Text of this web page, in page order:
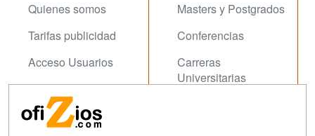
Quienes somos
Tarifas publicidad
Acceso Usuarios
Acceso Centros
Masters y Postgrados
Conferencias
Carreras
Universitarias